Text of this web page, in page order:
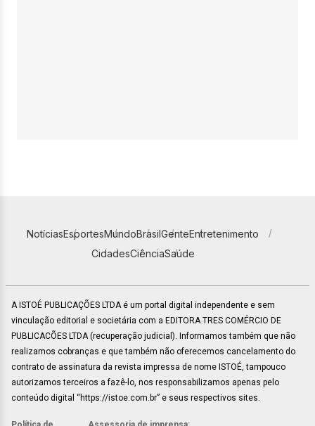
NotíciasEsportesMundoBrasilGenteEntretenimento
CidadesCiênciaSaúde
A ISTOÉ PUBLICAÇÕES LTDA é um portal digital independente e sem
vinculação editorial e societária com a EDITORA TRES COMÉRCIO DE
PUBLICACÕES LTDA (recuperação judicial). Informamos também que não
realizamos cobranças e que também não oferecemos cancelamento do
contrato de assinatura da revista impressa de nome ISTOÉ, tampouco
autorizamos terceiros a fazê-lo, nos responsabilizamos apenas pelo
conteúdo digital “https://istoe.com.br” e seus respectivos sites.